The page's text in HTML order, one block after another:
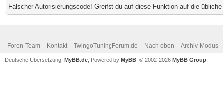
Falscher Autorisierungscode! Greifst du auf diese Funktion auf die
Foren-Team Kontakt TwingoTuningForum.de Nach oben Archiv-Modus
Deutsche Übersetzung: MyBB.de , Powered by MyBB , © 2002-2026 MyBB Group